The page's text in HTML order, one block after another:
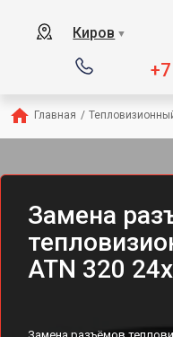
Киров ▼
Главная /
Замена
ATN 320